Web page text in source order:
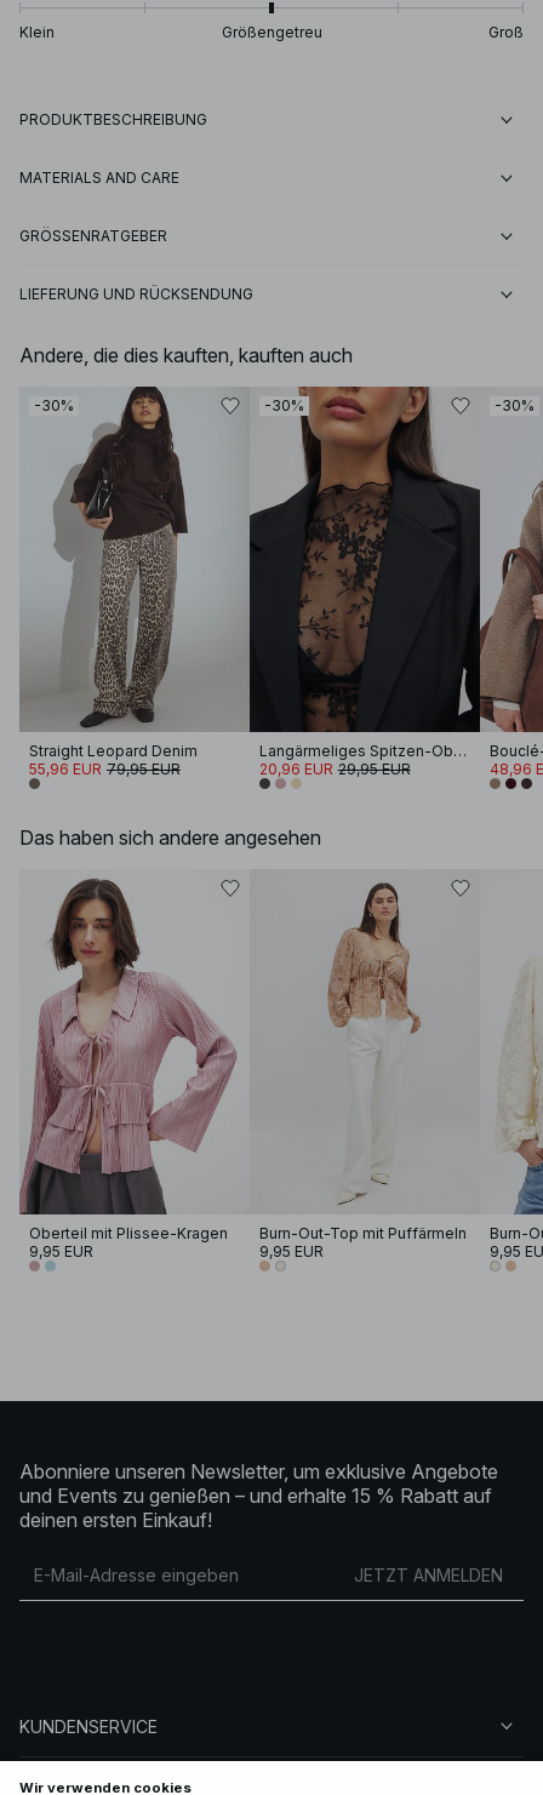
Klein Größengetreu Groß
PRODUKTBESCHREIBUNG
MATERIALS AND CARE
GRÖSSENRATGEBER
LIEFERUNG UND RÜCKSENDUNG
Andere, die dies kauften, kauften auch
-30%
Straight Leopard Denim
55,96 EUR 79,95 EUR
-30%
Langärmeliges Spitzen-Oberteil
20,96 EUR 29,95 EUR
-30%
48,96
Das haben sich andere angesehen
Oberteil mit Plissee-Kragen
9,95 EUR
Burn-Out-Top mit Puffärmeln
9,95 EUR
Burn-
9,95
Abonniere unseren Newsletter, um exklusive Angebote
und Events zu genießen – und erhalte 15 % Rabatt auf
deinen ersten Einkauf!
JETZT ANMELDEN
KUNDENSERVICE
ÜBER NA-KD